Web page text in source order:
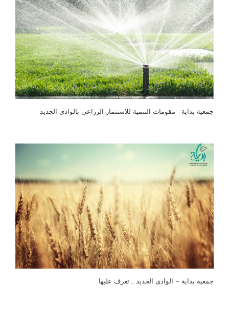
جمعية بداية -مقومات التنمية للاستثمار الزراعي بالوادى الجديد
جمعية بداية – الوادى الجديد … تعرف عليها